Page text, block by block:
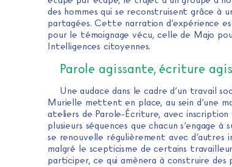
des hommes qui se reconstruisent grâce à
partagées. Cette narration d’expérience
pour le témoignage vécu, celle de Majo
Intelligences citoyennes.
Parole agissante, écriture
Une audace dans le cadre d’un travail
Murielle mettent en place, au sein d’une
ateliers de Parole-Écriture, avec
plusieurs séquences que chacun s’engage
se renouvelle régulièrement avec
malgré le scepticisme de certains
participer, ce qui amènera à construire